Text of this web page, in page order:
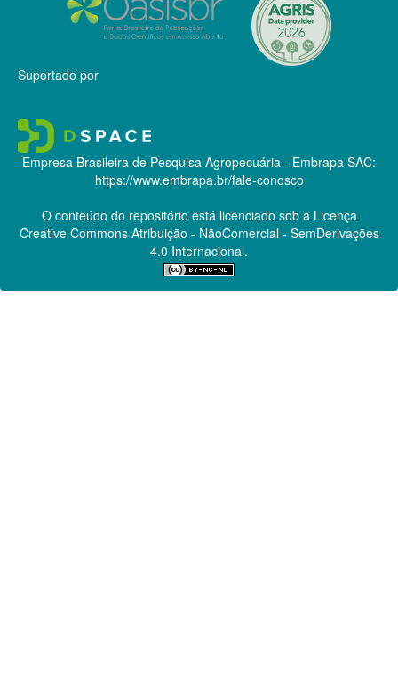
Suportado por
Empresa Brasileira de Pesquisa Agropecuária - Embrapa SAC:
https://www.embrapa.br/fale-conosco
O conteúdo do repositório está licenciado sob a Licença
Creative CommonsAtribuição - NãoComercial - SemDerivações
4.0 Internacional.